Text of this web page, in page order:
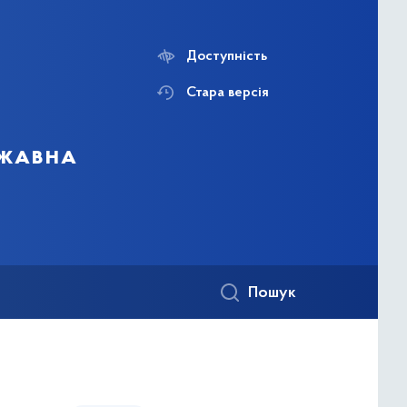
Доступність
Стара версія
Пошук